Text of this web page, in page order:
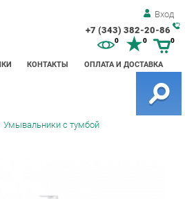
Вход
+7 (343) 382-20-86
КОНТАКТЫ ОПЛАТА И ДОСТАВКА
0 0
Умывальники с тумбой